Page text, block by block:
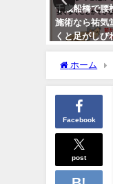
千歳船橋で腰
施術なら祐気
くと足がしび
ホーム
Facebook
post